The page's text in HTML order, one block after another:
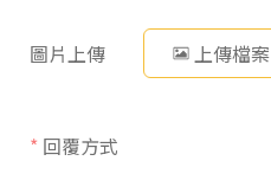
圖片上傳 上傳檔案
* 回覆方式